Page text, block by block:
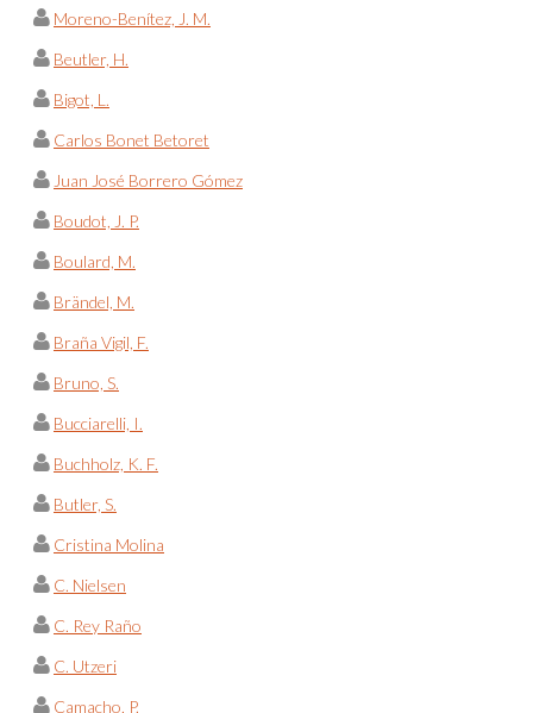
Moreno-Benítez, J. M.
Beutler, H.
Bigot, L.
Carlos Bonet Betoret
Juan José Borrero Gómez
Boudot, J. P.
Boulard, M.
Brändel, M.
Braña Vigil, F.
Bruno, S.
Bucciarelli, I.
Buchholz, K. F.
Butler, S.
Cristina Molina
C. Nielsen
C. Rey Raño
C. Utzeri
Camacho, P.